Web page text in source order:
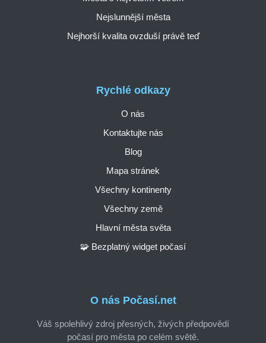
O nás Počasí.net
Váš spolehlivý zdroj přesných, živých předpovědí
počasí pro města po celém světě.
Rychlé odkazy
O nás
Kontaktujte nás
Blog
Mapa stránek
Všechny kontinenty
Všechny země
Hlavní města světa
🧩 Bezplatný widget počasí
Nejslunnější města
Nejhorší kvalita ovzduší právě teď